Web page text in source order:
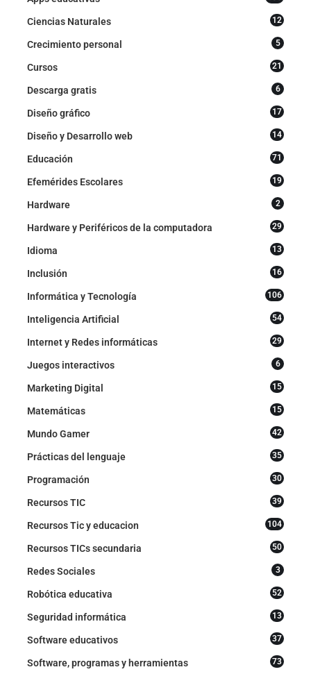
Ciencias Naturales 12
Crecimiento personal 5
Cursos 21
Descarga gratis 6
Diseño gráfico 17
Diseño y Desarrollo web 14
Educación 71
Efemérides Escolares 19
Hardware 2
Hardware y Periféricos de la computadora 29
Idioma 13
Inclusión 16
Informática y Tecnología 106
Inteligencia Artificial 54
Internet y Redes informáticas 29
Juegos interactivos 6
Marketing Digital 15
Matemáticas 15
Mundo Gamer 42
Prácticas del lenguaje 35
Programación 30
Recursos TIC 39
Recursos Tic y educacion 104
Recursos TICs secundaria 50
Redes Sociales 3
Robótica educativa 52
Seguridad informática 13
Software educativos 37
Software, programas y herramientas 73